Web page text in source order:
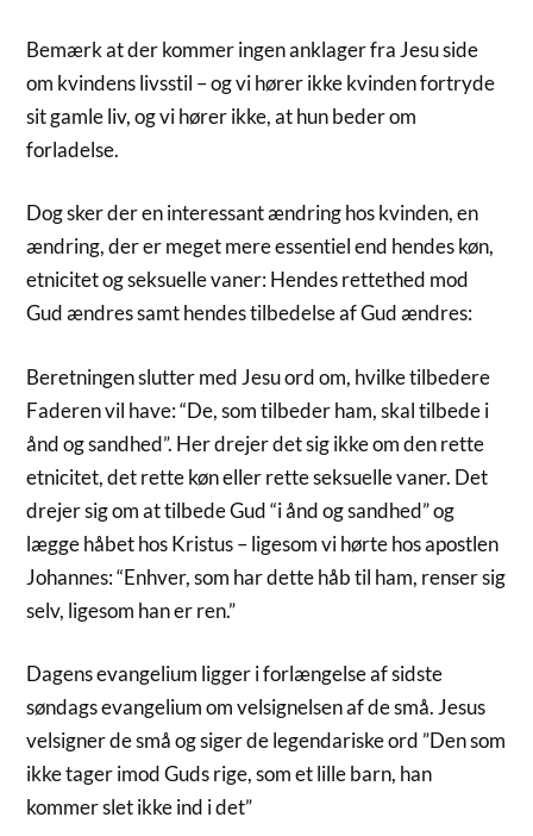
Bemærk at der kommer ingen anklager fra Jesu side
om kvindens livsstil – og vi hører ikke kvinden fortryde
sit gamle liv, og vi hører ikke, at hun beder om
forladelse.
Dog sker der en interessant ændring hos kvinden, en
ændring, der er meget mere essentiel end hendes køn,
etnicitet og seksuelle vaner: Hendes rettethed mod
Gud ændres samt hendes tilbedelse af Gud ændres:
Beretningen slutter med Jesu ord om, hvilke tilbedere
Faderen vil have: “De, som tilbeder ham, skal tilbede i
ånd og sandhed”. Her drejer det sig ikke om den rette
etnicitet, det rette køn eller rette seksuelle vaner. Det
drejer sig om at tilbede Gud “i ånd og sandhed” og
lægge håbet hos Kristus – ligesom vi hørte hos apostlen
Johannes: “Enhver, som har dette håb til ham, renser sig
selv, ligesom han er ren.”
Dagens evangelium ligger i forlængelse af sidste
søndags evangelium om velsignelsen af de små. Jesus
velsigner de små og siger de legendariske ord ”Den som
ikke tager imod Guds rige, som et lille barn, han
kommer slet ikke ind i det”